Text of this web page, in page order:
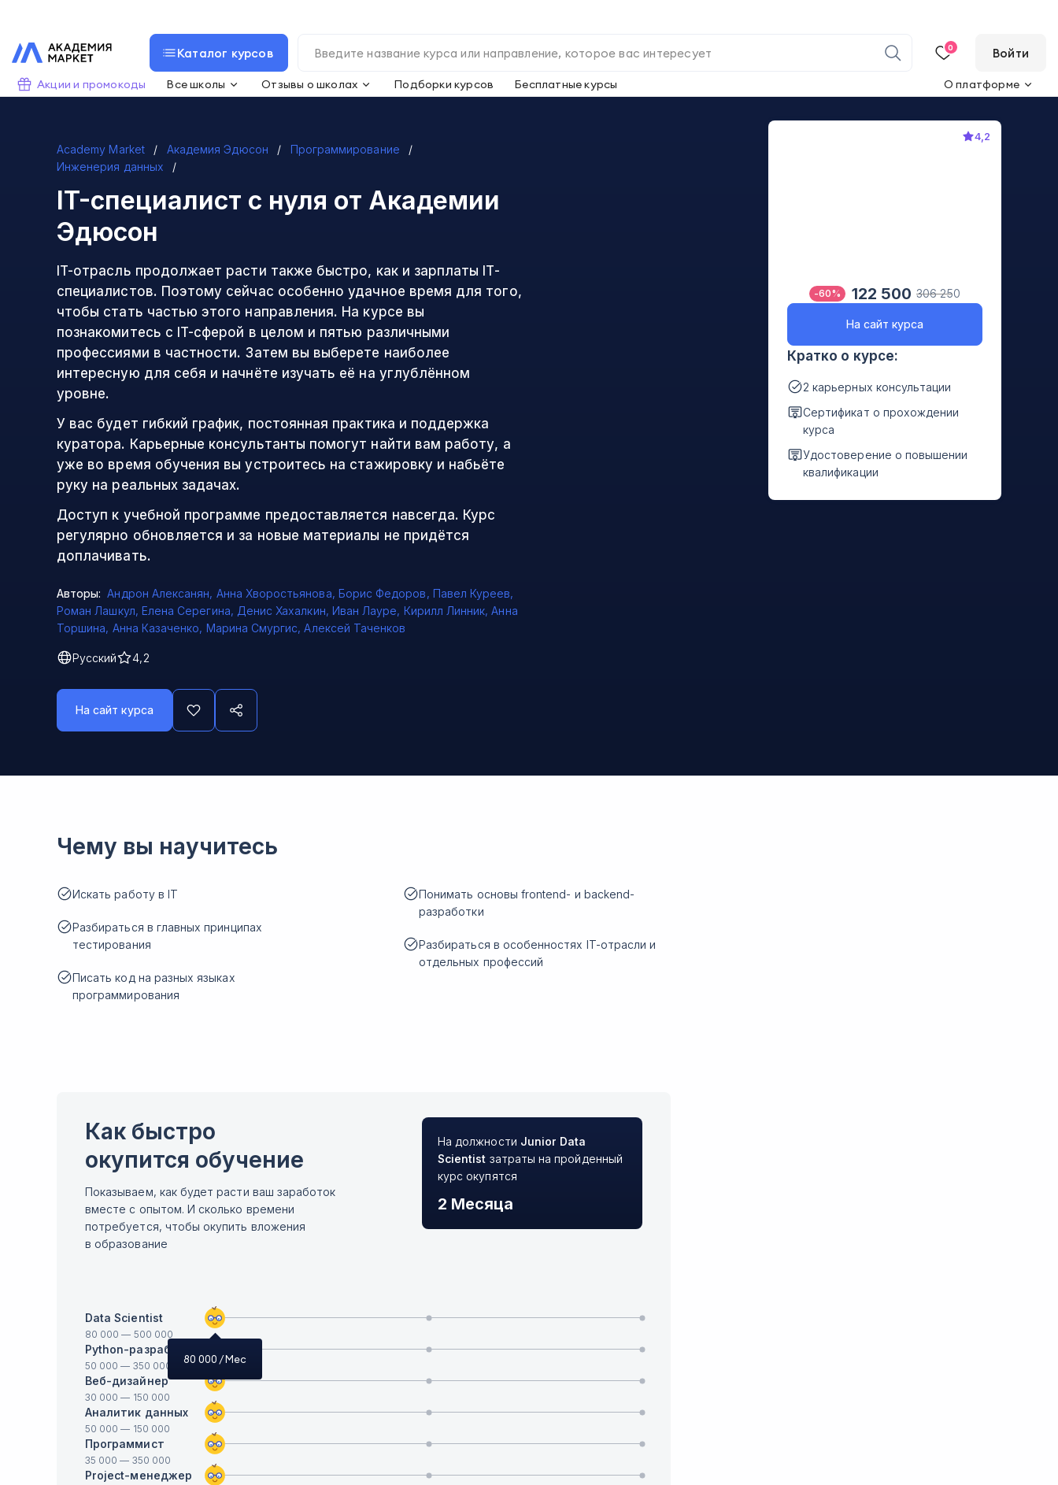
Каталог курсов 0 Войти
Акции и промокоды Все школы Отзывы о школах Подборки курсов Бесплатные курсы О платформе
Academy Market Академия Эдюсон
Программирование
Инженерия данных
IT-специалист с нуля от Академии
Эдюсон
IT-отрасль продолжает расти также быстро, как и зарплаты IT-
специалистов. Поэтому сейчас особенно удачное время для того,
чтобы стать частью этого направления. На курсе вы
познакомитесь с IT-сферой в целом и пятью различными
профессиями в частности. Затем вы выберете наиболее
интересную для себя и начнёте изучать её на углублённом
уровне.
У вас будет гибкий график, постоянная практика и поддержка
куратора. Карьерные консультанты помогут найти вам работу, а
уже во время обучения вы устроитесь на стажировку и набьёте
руку на реальных задачах.
Доступ к учебной программе предоставляется навсегда. Курс
регулярно обновляется и за новые материалы не придётся
доплачивать.
Авторы: Андрон Алексанян, Анна Хворостьянова, Борис Федоров, Павел Куреев,
Роман Лашкул, Елена Серегина, Денис Хахалкин, Иван Лауре, Кирилл Линник,Анна
Торшина, Анна Казаченко, Марина Смургис,Алексей Таченков
Русский 4,2
На сайт курса
4,2
-60% 122 500 306 250
На сайт курса
Кратко о курсе:
2 карьерных консультации
Сертификат о прохождении
курса
Удостоверение о повышении
квалификации
Чему вы научитесь
Искать работу в IT
Разбираться в главных принципах
тестирования
Писать код на разных языках
программирования
Понимать основы frontend- и backend-
разработки
Разбираться в особенностях IT-отрасли и
отдельных профессий
Как быстро
окупится обучение
Показываем, как будет расти ваш заработок
вместе с опытом. И сколько времени
потребуется, чтобы окупить вложения
в образование
На должности Junior Data
Scientist затраты на пройденный
курс окупятся
2 Месяца
Data Scientist
80 000 — 500 000
Python-разработчик
50 000 — 350 000
Веб-дизайнер
30 000 — 150 000
Аналитик данных
50 000 — 150 000
Программист
35 000 — 350 000
Project-менеджер
80 000 / Мес